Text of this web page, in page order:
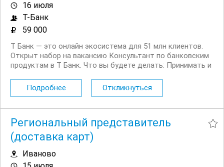
16 июля
Т-Банк
59 000
Т Банк — это онлайн экосистема для 51 млн клиентов.
Открыт набор на вакансию Консультант по банковским
продуктам в Т Банк. Что вы будете делать: Принимать и
Консультировать действующих и потенциальных
клиентов банка по телефону и в чате Вам...
Подробнее Откликнуться
Региональный представитель
(доставка карт)
Иваново